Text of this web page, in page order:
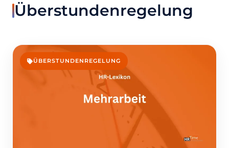
Überstundenregelung
ÜBERSTUNDENREGELUNG